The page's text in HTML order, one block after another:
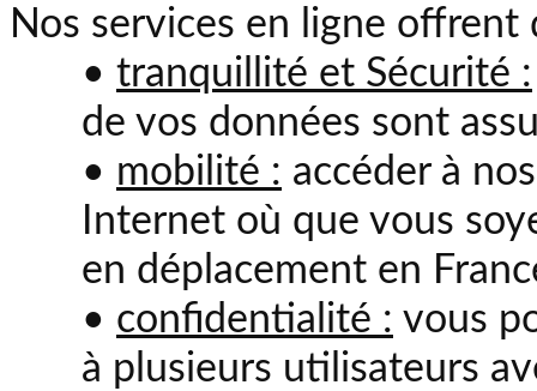
Nos services en ligne offrent
• tranquillité et Sécurité :
de vos données sont
• mobilité : accéder à
Internet où que vous
en déplacement en
• confidentialité : vous
à plusieurs utilisateurs